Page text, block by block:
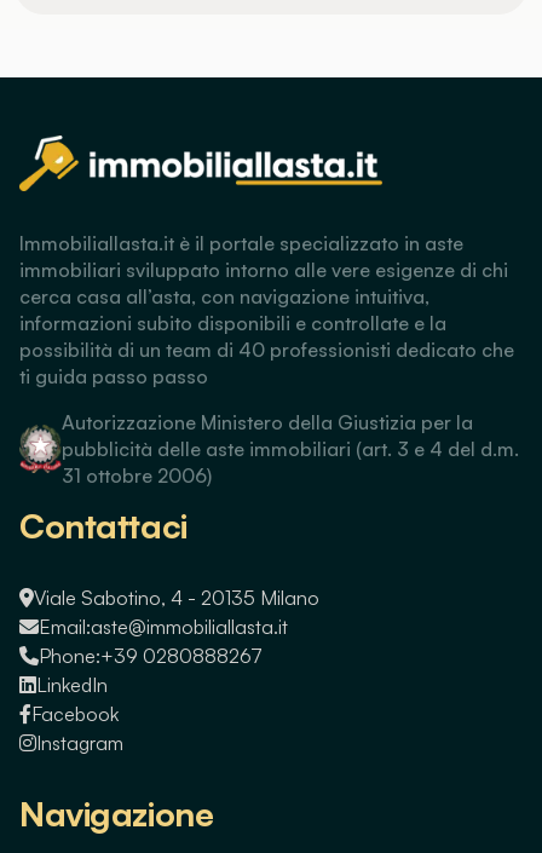
Immobiliallasta.it è il portale specializzato in aste
immobiliari sviluppato intorno alle vere esigenze di chi
cerca casa all’asta, con navigazione intuitiva,
informazioni subito disponibili e controllate e la
possibilità di un team di 40 professionisti dedicato che
ti guida passo passo
Autorizzazione Ministero della Giustizia per la
pubblicità delle aste immobiliari (art. 3 e 4 del d.m.
31 ottobre 2006)
Contattaci
Viale Sabotino, 4 - 20135 Milano
Email:aste@immobiliallasta.it
Phone:+39 0280888267
LinkedIn
Facebook
Instagram
Navigazione